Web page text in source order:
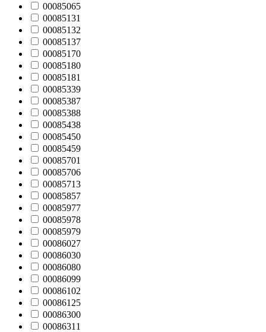
00085065
00085131
00085132
00085137
00085170
00085180
00085181
00085339
00085387
00085388
00085438
00085450
00085459
00085701
00085706
00085713
00085857
00085977
00085978
00085979
00086027
00086030
00086080
00086099
00086102
00086125
00086300
00086311